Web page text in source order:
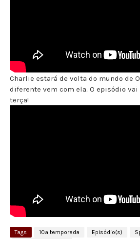
Charlie estará de volta do mundo de
diferente vem com ela. O episódio
terça!
Tags 10ª temporada Episódio(s)